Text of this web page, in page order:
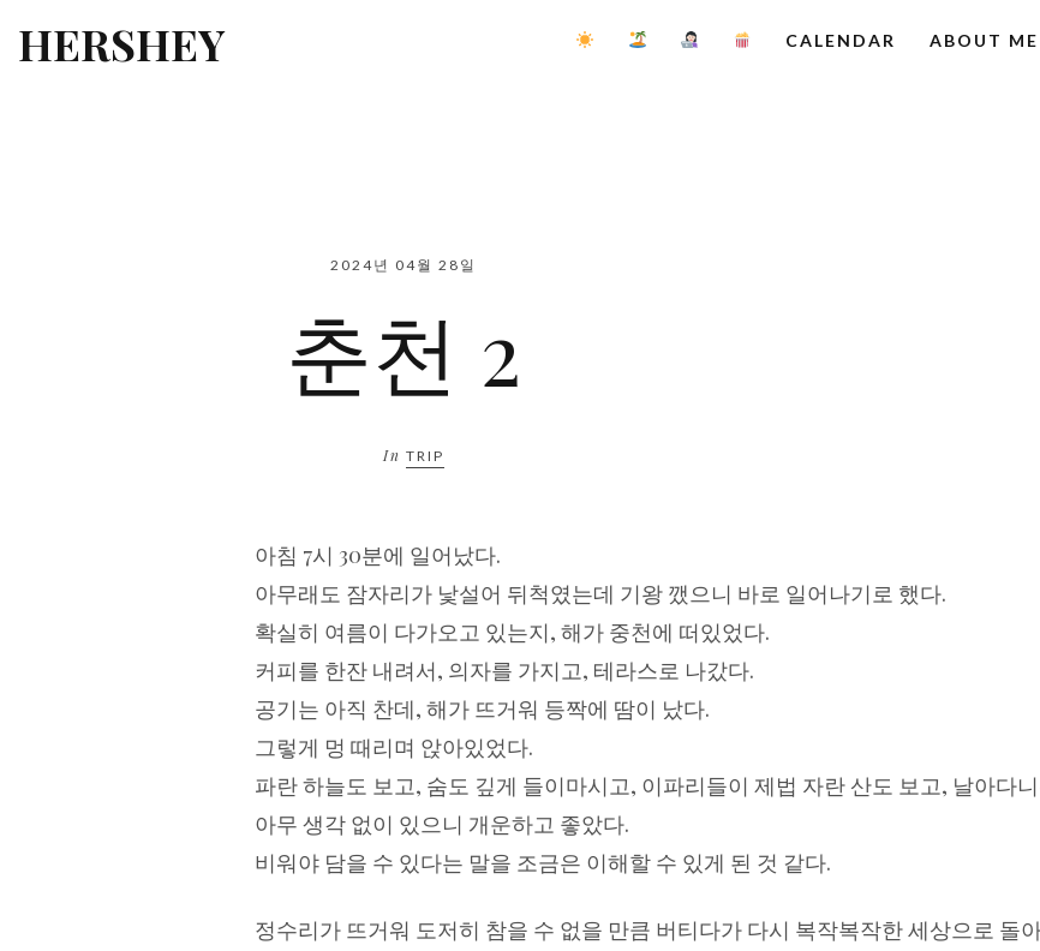
HERSHEY CALENDAR ABOUT ME
2024년 04월 28일
춘천 2
In TRIP
아침 7시 30분에 일어났다.
아무래도 잠자리가 낯설어 뒤척였는데 기왕 깼으니 바로 일어나기로 했다.
확실히 여름이 다가오고 있는지, 해가 중천에 떠있었다.
커피를 한잔 내려서, 의자를 가지고, 테라스로 나갔다.
공기는 아직 찬데, 해가 뜨거워 등짝에 땀이 났다.
그렇게 멍 때리며 앉아있었다.
파란 하늘도 보고, 숨도 깊게 들이마시고, 이파리들이 제법 자란 산도 보고, 날아다
아무 생각 없이 있으니 개운하고 좋았다.
비워야 담을 수 있다는 말을 조금은 이해할 수 있게 된 것 같다.
정수리가 뜨거워 도저히 참을 수 없을 만큼 버티다가 다시 복작복작한 세상으로 돌